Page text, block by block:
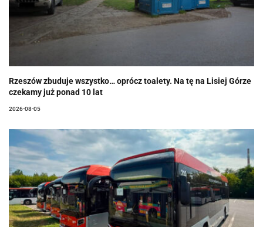
Rzeszów zbuduje wszystko… oprócz toalety. Na tę na Lisiej Górze
czekamy już ponad 10 lat
2026-08-05